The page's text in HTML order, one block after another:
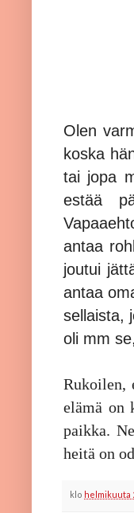
Olen
koska
tai jopa
estää
antaa
joutui
antaa
sellaista,
oli mm
Rukoilen,
elämä on
paikka.
heitä on
klo helmikuuta